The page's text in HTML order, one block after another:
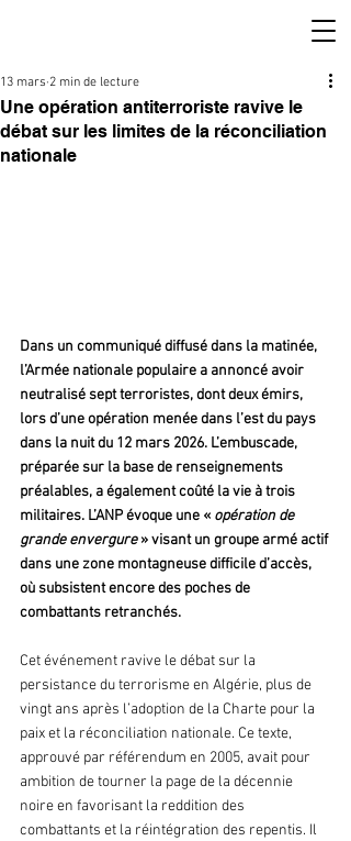
Une opération antiterroriste ravive le
débat sur les limites de la réconciliation
nationale
13 mars 2 min de lecture
Dans un communiqué diffusé dans la matinée,
l’Armée nationale populaire a annoncé avoir
neutralisé sept terroristes, dont deux émirs,
lors d’une opération menée dans l’est du pays
dans la nuit du 12 mars 2026. L’embuscade,
préparée sur la base de renseignements
préalables, a également coûté la vie à trois
militaires. L’ANP évoque une « opération de
grande envergure » visant un groupe armé actif
dans une zone montagneuse difficile d’accès,
où subsistent encore des poches de
combattants retranchés.
Cet événement ravive le débat sur la
persistance du terrorisme en Algérie, plus de
vingt ans après l’adoption de la Charte pour la
paix et la réconciliation nationale. Ce texte,
approuvé par référendum en 2005, avait pour
ambition de tourner la page de la décennie
noire en favorisant la reddition des
combattants et la réintégration des repentis. Il